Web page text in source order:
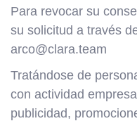
Para revocar su
su solicitud a través
arco@clara.team
Tratándose de
con actividad
publicidad,